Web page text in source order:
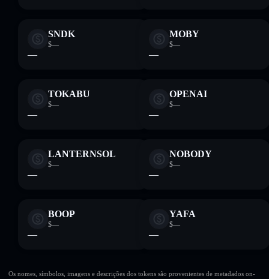
SNDK
$—
—
MOBY
$—
—
TOKABU
$—
—
OPENAI
$—
—
LANTERNSOL
$—
—
NOBODY
$—
—
BOOP
$—
—
YAFA
$—
—
Os nomes, símbolos, imagens e descrições dos tokens são provenientes de metadados on-